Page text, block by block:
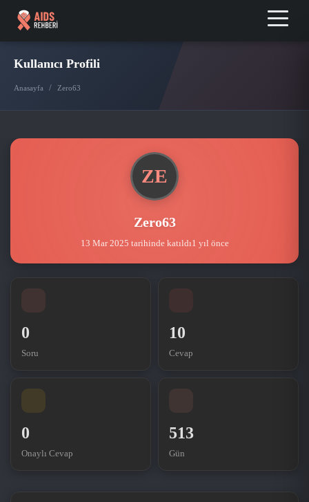
Kullanıcı Profili
Anasayfa / Zero63
ZE
Zero63
13 Mar 2025 tarihinde katıldı1 yıl önce
0
Soru
10
Cevap
0
Onaylı Cevap
513
Gün